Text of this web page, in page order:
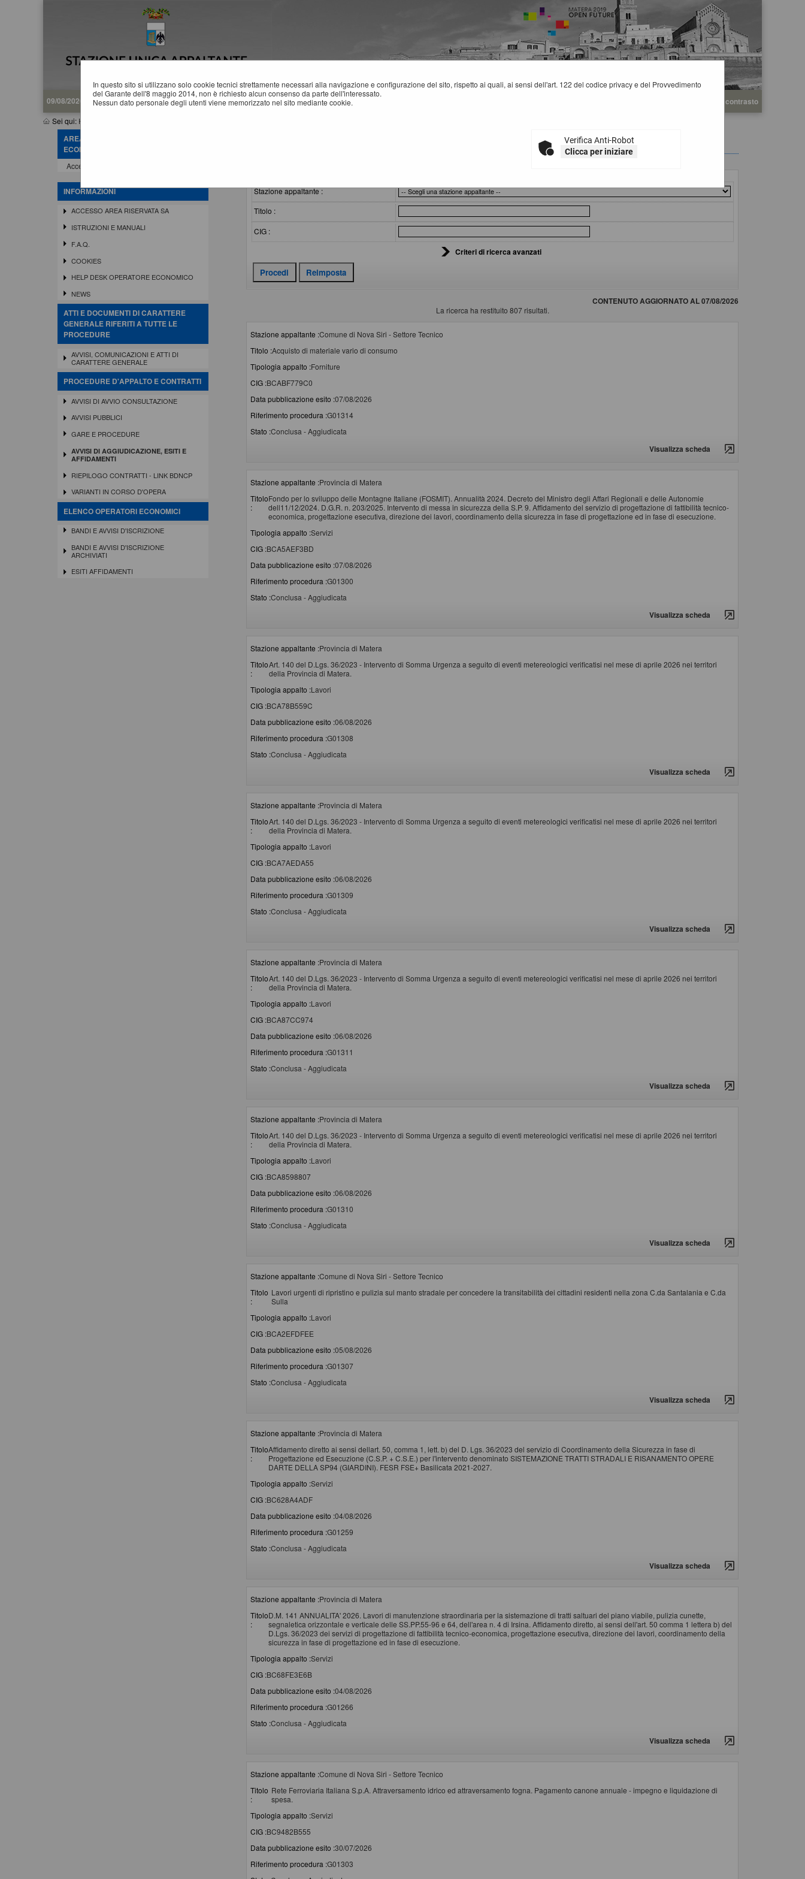
09/08/2026 14:35 Alto contrasto
Sei qui: Home
In questo sito si utilizzano solo cookie tecnici strettamente necessari alla navigazione e configurazione del sito, rispetto ai quali, ai sensi dell'art. 122 del codice privacy e del Provvedimento
del Garante dell'8 maggio 2014, non è richiesto alcun consenso da parte dell'interessato.
Nessun dato personale degli utenti viene memorizzato nel sito mediante cookie.
Verifica Anti-Robot
Clicca per iniziare
AREA RISERVATA OPERATORE
ECONOMICO
Accedi - Registrati
INFORMAZIONI
ACCESSO AREA RISERVATA SA
ISTRUZIONI E MANUALI
F.A.Q.
COOKIES
HELP DESK OPERATORE ECONOMICO
NEWS
ATTI E DOCUMENTI DI CARATTERE
GENERALE RIFERITI A TUTTE LE
PROCEDURE
AVVISI, COMUNICAZIONI E ATTI DI
CARATTERE GENERALE
PROCEDURE D'APPALTO E CONTRATTI
AVVISI DI AVVIO CONSULTAZIONE
AVVISI PUBBLICI
GARE E PROCEDURE
AVVISI DI AGGIUDICAZIONE, ESITI E
AFFIDAMENTI
RIEPILOGO CONTRATTI - LINK BDNCP
VARIANTI IN CORSO D'OPERA
ELENCO OPERATORI ECONOMICI
BANDI E AVVISI D'ISCRIZIONE
BANDI E AVVISI D'ISCRIZIONE
ARCHIVIATI
ESITI AFFIDAMENTI
Stazione appaltante :
Titolo :
CIG :
Criteri di ricerca avanzati
CONTENUTO AGGIORNATO AL 07/08/2026
La ricerca ha restituito 807 risultati.
Stazione appaltante :Comune di Nova Siri - Settore Tecnico
Titolo :Acquisto di materiale vario di consumo
Tipologia appalto :Forniture
CIG :BCABF779C0
Data pubblicazione esito :07/08/2026
Riferimento procedura :G01314
Stato :Conclusa - Aggiudicata
Visualizza scheda
Stazione appaltante :Provincia di Matera
Titolo
:
Fondo per lo sviluppo delle Montagne Italiane (FOSMIT). Annualità 2024. Decreto del Ministro degli Affari Regionali e delle Autonomie
dell11/12/2024. D.G.R. n. 203/2025. Intervento di messa in sicurezza della S.P. 9. Affidamento del servizio di progettazione di fattibilità tecnico-
economica, progettazione esecutiva, direzione dei lavori, coordinamento della sicurezza in fase di progettazione ed in fase di esecuzione.
Tipologia appalto :Servizi
CIG :BCA5AEF3BD
Data pubblicazione esito :07/08/2026
Riferimento procedura :G01300
Stato :Conclusa - Aggiudicata
Visualizza scheda
Stazione appaltante :Provincia di Matera
Titolo
:
Art. 140 del D.Lgs. 36/2023 - Intervento di Somma Urgenza a seguito di eventi metereologici verificatisi nel mese di aprile 2026 nei territori
della Provincia di Matera.
Tipologia appalto :Lavori
CIG :BCA78B559C
Data pubblicazione esito :06/08/2026
Riferimento procedura :G01308
Stato :Conclusa - Aggiudicata
Visualizza scheda
Stazione appaltante :Provincia di Matera
Titolo
:
Art. 140 del D.Lgs. 36/2023 - Intervento di Somma Urgenza a seguito di eventi metereologici verificatisi nel mese di aprile 2026 nei territori
della Provincia di Matera.
Tipologia appalto :Lavori
CIG :BCA7AEDA55
Data pubblicazione esito :06/08/2026
Riferimento procedura :G01309
Stato :Conclusa - Aggiudicata
Visualizza scheda
Stazione appaltante :Provincia di Matera
Titolo
:
Art. 140 del D.Lgs. 36/2023 - Intervento di Somma Urgenza a seguito di eventi metereologici verificatisi nel mese di aprile 2026 nei territori
della Provincia di Matera.
Tipologia appalto :Lavori
CIG :BCA87CC974
Data pubblicazione esito :06/08/2026
Riferimento procedura :G01311
Stato :Conclusa - Aggiudicata
Visualizza scheda
Stazione appaltante :Provincia di Matera
Titolo
:
Art. 140 del D.Lgs. 36/2023 - Intervento di Somma Urgenza a seguito di eventi metereologici verificatisi nel mese di aprile 2026 nei territori
della Provincia di Matera.
Tipologia appalto :Lavori
CIG :BCA8598807
Data pubblicazione esito :06/08/2026
Riferimento procedura :G01310
Stato :Conclusa - Aggiudicata
Visualizza scheda
Stazione appaltante :Comune di Nova Siri - Settore Tecnico
Titolo
:
Lavori urgenti di ripristino e pulizia sul manto stradale per concedere la transitabilità dei cittadini residenti nella zona C.da Santalania e C.da
Sulla
Tipologia appalto :Lavori
CIG :BCA2EFDFEE
Data pubblicazione esito :05/08/2026
Riferimento procedura :G01307
Stato :Conclusa - Aggiudicata
Visualizza scheda
Stazione appaltante :Provincia di Matera
Titolo
:
Affidamento diretto ai sensi dellart. 50, comma 1, lett. b) del D. Lgs. 36/2023 del servizio di Coordinamento della Sicurezza in fase di
Progettazione ed Esecuzione (C.S.P. + C.S.E.) per l'intervento denominato SISTEMAZIONE TRATTI STRADALI E RISANAMENTO OPERE
DARTE DELLA SP94 (GIARDINI). FESR FSE+ Basilicata 2021-2027.
Tipologia appalto :Servizi
CIG :BC628A4ADF
Data pubblicazione esito :04/08/2026
Riferimento procedura :G01259
Stato :Conclusa - Aggiudicata
Visualizza scheda
Stazione appaltante :Provincia di Matera
Titolo
:
D.M. 141 ANNUALITA' 2026. Lavori di manutenzione straordinaria per la sistemazione di tratti saltuari del piano viabile, pulizia cunette,
segnaletica orizzontale e verticale delle SS.PP.55-96 e 64, dell'area n. 4 di Irsina. Affidamento diretto, ai sensi dell'art. 50 comma 1 lettera b) del
D.Lgs. 36/2023 dei servizi di progettazione di fattibilità tecnico-economica, progettazione esecutiva, direzione dei lavori, coordinamento della
sicurezza in fase di progettazione ed in fase di esecuzione.
Tipologia appalto :Servizi
CIG :BC68FE3E6B
Data pubblicazione esito :04/08/2026
Riferimento procedura :G01266
Stato :Conclusa - Aggiudicata
Visualizza scheda
Stazione appaltante :Comune di Nova Siri - Settore Tecnico
Titolo
:
Rete Ferroviaria Italiana S.p.A. Attraversamento idrico ed attraversamento fogna. Pagamento canone annuale - impegno e liquidazione di
spesa.
Tipologia appalto :Servizi
CIG :BC9482B555
Data pubblicazione esito :30/07/2026
Riferimento procedura :G01303